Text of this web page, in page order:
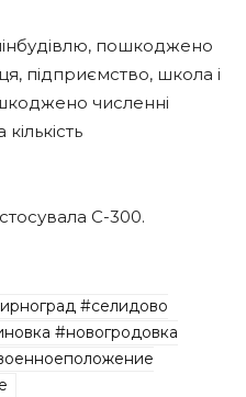
пошкоджено
підприємство, школа і
численні
С-300.
#селидово
#новогродовка